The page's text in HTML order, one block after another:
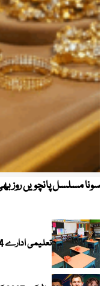
سونا مسلسل پانچویں روز
تعلیمی ادارے 24 اگست تک بند رہیں گے، رانا سکندر حیات